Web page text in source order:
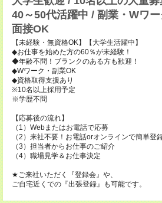
40～50代活躍中 / 副業・Wワ
面接OK
【未経験・無資格OK】【大学生活躍中】
◆お仕事を始めた方の60％が未経験！
◆年齢不問！ブランクのある方も歓迎！
◆Wワーク・副業OK
◆資格取得支援あり
※10名以上採用予定
※学歴不問
【応募後の流れ】
（1）Webまたはお電話で応募
（2）来社不要！お電話orオンラインで簡単登
（3）担当者からお仕事のご紹介
（4）職場見学＆お仕事決定
★ご来社いただく『登録会』や、
ご自宅近くでの『出張登録』も可能です。